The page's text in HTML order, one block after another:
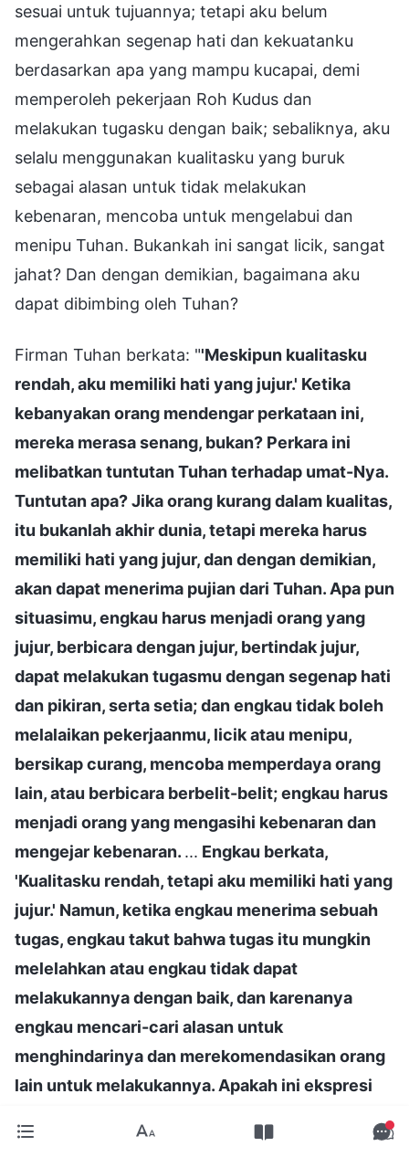
sesuai untuk tujuannya; tetapi aku belum
mengerahkan segenap hati dan kekuatanku
berdasarkan apa yang mampu kucapai, demi
memperoleh pekerjaan Roh Kudus dan
melakukan tugasku dengan baik; sebaliknya, aku
selalu menggunakan kualitasku yang buruk
sebagai alasan untuk tidak melakukan
kebenaran, mencoba untuk mengelabui dan
menipu Tuhan. Bukankah ini sangat licik, sangat
jahat? Dan dengan demikian, bagaimana aku
dapat dibimbing oleh Tuhan?
Firman Tuhan berkata: "'Meskipun kualitasku
rendah, aku memiliki hati yang jujur.' Ketika
kebanyakan orang mendengar perkataan ini,
mereka merasa senang, bukan? Perkara ini
melibatkan tuntutan Tuhan terhadap umat-Nya.
Tuntutan apa? Jika orang kurang dalam kualitas,
itu bukanlah akhir dunia, tetapi mereka harus
memiliki hati yang jujur, dan dengan demikian,
akan dapat menerima pujian dari Tuhan. Apa pun
situasimu, engkau harus menjadi orang yang
jujur, berbicara dengan jujur, bertindak jujur,
dapat melakukan tugasmu dengan segenap hati
dan pikiran, serta setia; dan engkau tidak boleh
melalaikan pekerjaanmu, licik atau menipu,
bersikap curang, mencoba memperdaya orang
lain, atau berbicara berbelit-belit; engkau harus
menjadi orang yang mengasihi kebenaran dan
mengejar kebenaran. ... Engkau berkata,
'Kualitasku rendah, tetapi aku memiliki hati yang
jujur.' Namun, ketika engkau menerima sebuah
tugas, engkau takut bahwa tugas itu mungkin
melelahkan atau engkau tidak dapat
melakukannya dengan baik, dan karenanya
engkau mencari-cari alasan untuk
menghindarinya dan merekomendasikan orang
lain untuk melakukannya. Apakah ini ekspresi
Bagaimanakah seharusnya orang yang jujur